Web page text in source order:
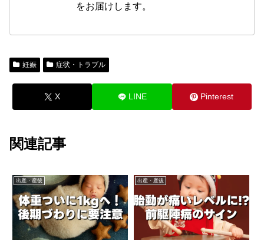
をお届けします。
妊娠 症状・トラブル
X LINE Pinterest
関連記事
出産・産後 出産・産後